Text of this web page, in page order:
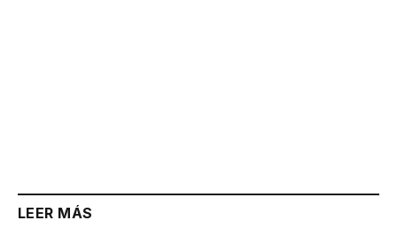
LEER MÁS